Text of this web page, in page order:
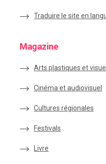
Traduire le site en
Magazine
Arts plastiques et
Cinéma et audiovisuel
Cultures régionales
Festivals
Livre